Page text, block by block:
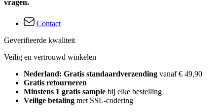
vragen.
Contact
Geverifieerde kwaliteit
Veilig en vertrouwd winkelen
Nederland: Gratis standaardverzending vanaf € 49,90
Gratis retourneren
Minstens 1 gratis sample bij elke bestelling
Veilige betaling met SSL-codering